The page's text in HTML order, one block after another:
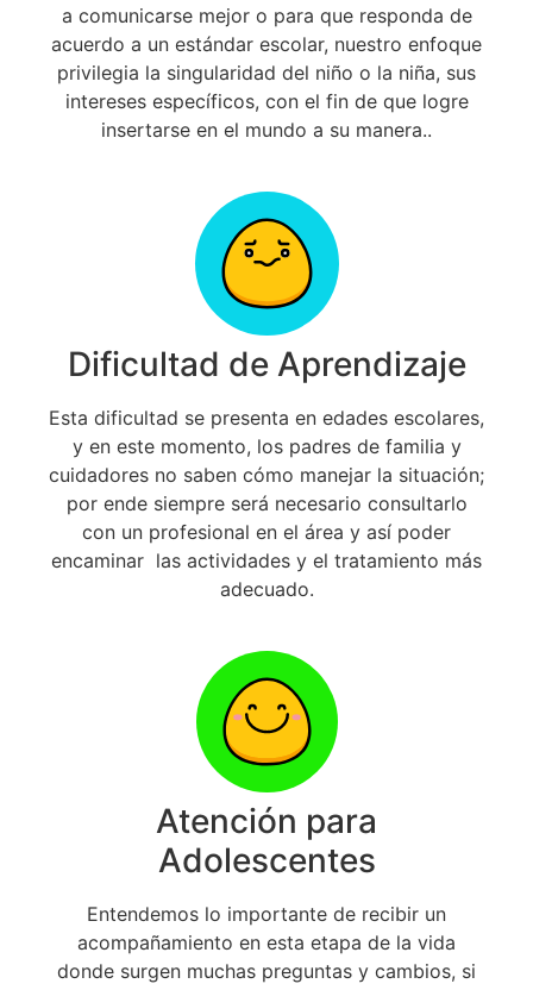
a comunicarse mejor o para que responda de
acuerdo a un estándar escolar, nuestro enfoque
privilegia la singularidad del niño o la niña, sus
intereses específicos, con el fin de que logre
insertarse en el mundo a su manera..
Dificultad de Aprendizaje
Esta dificultad se presenta en edades escolares,
y en este momento, los padres de familia y
cuidadores no saben cómo manejar la situación;
por ende siempre será necesario consultarlo
con un profesional en el área y así poder
encaminar las actividades y el tratamiento más
adecuado.
Atención para
Adolescentes
Entendemos lo importante de recibir un
acompañamiento en esta etapa de la vida
donde surgen muchas preguntas y cambios, si